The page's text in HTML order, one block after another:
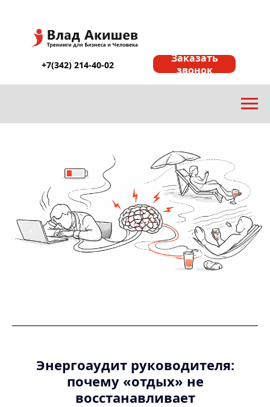
Заказать
звонок
+7(342) 214-40-02
Энергоаудит руководителя:
почему «отдых» не
восстанавливает